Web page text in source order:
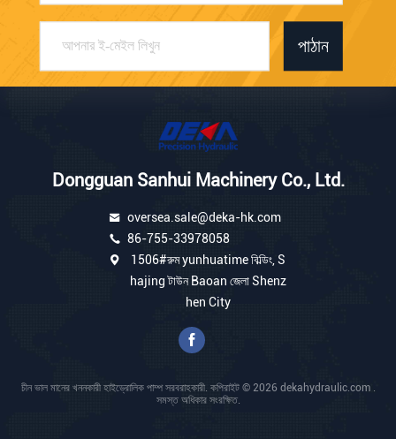
পাঠান
Dongguan Sanhui Machinery Co., Ltd.
oversea.sale@deka-hk.com
86-755-33978058
1506#রুম yunhuatime বিল্ডিং, S
hajing টাউন Baoan জেলা Shenz
hen City
চীন ভাল মানের খননকারী হাইড্রোলিক পাম্প সরবরাহকারী. কপিরাইট © 2026 dekahydraulic.com .
সমস্ত অধিকার সংরক্ষিত.